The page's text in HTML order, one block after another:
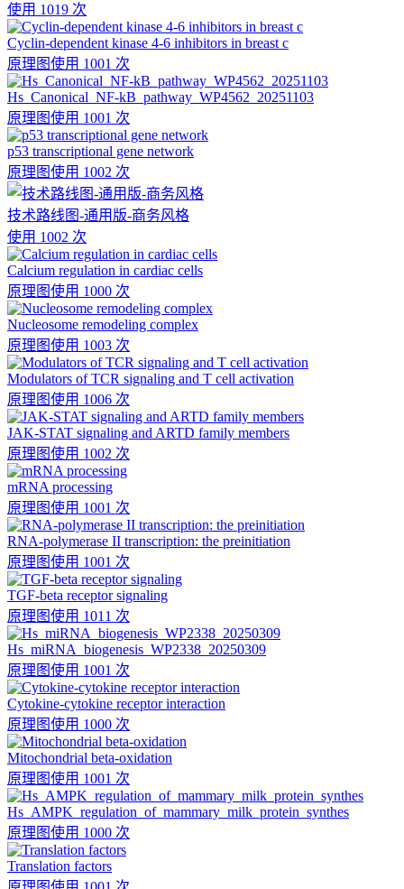
使用 1019 次
Cyclin-dependent kinase 4-6 inhibitors in breast c
原理图使用 1001 次
Hs_Canonical_NF-kB_pathway_WP4562_20251103
原理图使用 1001 次
p53 transcriptional gene network
原理图使用 1002 次
技术路线图-通用版-商务风格
使用 1002 次
Calcium regulation in cardiac cells
原理图使用 1000 次
Nucleosome remodeling complex
原理图使用 1003 次
Modulators of TCR signaling and T cell activation
原理图使用 1006 次
JAK-STAT signaling and ARTD family members
原理图使用 1002 次
mRNA processing
原理图使用 1001 次
RNA-polymerase II transcription: the preinitiation
原理图使用 1001 次
TGF-beta receptor signaling
原理图使用 1011 次
Hs_miRNA_biogenesis_WP2338_20250309
原理图使用 1001 次
Cytokine-cytokine receptor interaction
原理图使用 1000 次
Mitochondrial beta-oxidation
原理图使用 1001 次
Hs_AMPK_regulation_of_mammary_milk_protein_synthes
原理图使用 1000 次
Translation factors